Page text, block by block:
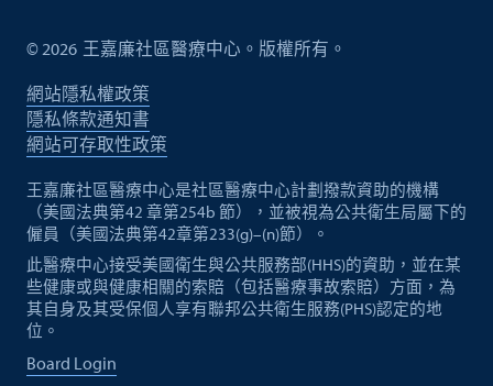
© 2026 王嘉廉社區醫療中心。版權所有。
網站隱私權政策
隱私條款通知書
網站可存取性政策
王嘉廉社區醫療中心是社區醫療中心計劃撥款資助的機構
（美國法典第42 章第254b 節），並被視為公共衛生局屬下的
僱員（美國法典第42章第233(g)–(n)節）。
此醫療中心接受美國衛生與公共服務部(HHS)的資助，並在某
些健康或與健康相關的索賠（包括醫療事故索賠）方面，為
其自身及其受保個人享有聯邦公共衛生服務(PHS)認定的地
位。
Board Login